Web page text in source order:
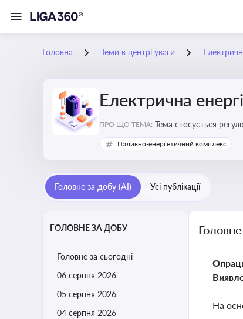
Головна Теми в центрі уваги
Електрична
ПРО ЩО ТЕМА: Тема стосується
Паливно-енергетичний комплекс
Головне за добу (AI) Усі публікації
ГОЛОВНЕ ЗА ДОБУ
Головне за сьогодні
06 серпня 2026
05 серпня 2026
04 серпня 2026
На